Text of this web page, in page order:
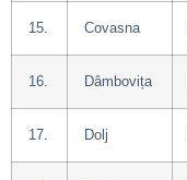
15. Covasna
16. Dâmbovița
17. Dolj